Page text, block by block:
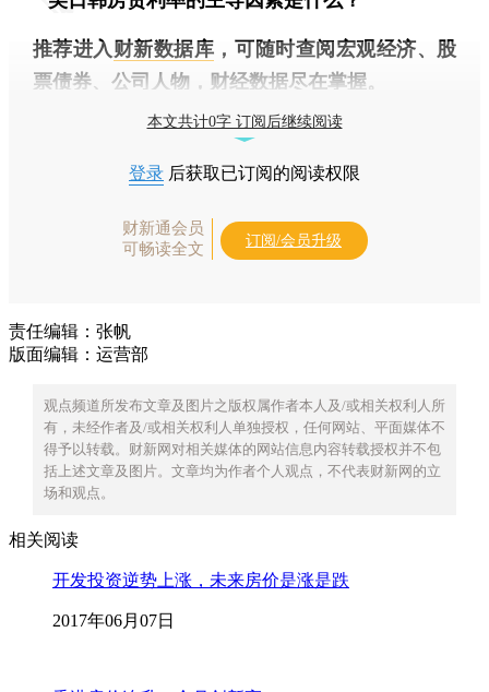
推荐进入 财新数据库 ，可随时查阅宏观经济、股
票债券、公司人物，财经数据尽在掌握。
本文共计0字 订阅后继续阅读
登录 后获取已订阅的阅读权限
财新通会员
可畅读全文
订阅/会员升级
责任编辑：张帆
版面编辑：运营部
观点频道所发布文章及图片之版权属作者本人及/或相关权利人所
有，未经作者及/或相关权利人单独授权，任何网站、平面媒体不
得予以转载。财新网对相关媒体的网站信息内容转载授权并不包
括上述文章及图片。文章均为作者个人观点，不代表财新网的立
场和观点。
相关阅读
开发投资逆势上涨，未来房价是涨是跌
2017年06月07日